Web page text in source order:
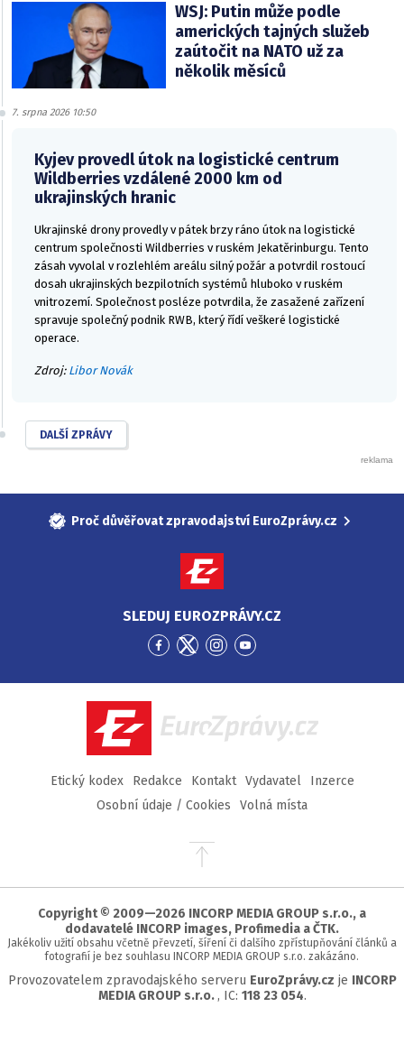
WSJ: Putin může podle
amerických tajných služeb
zaútočit na NATO už za
několik měsíců
7. srpna 2026 10:50
Kyjev provedl útok na logistické centrum
Wildberries vzdálené 2000 km od
ukrajinských hranic
Ukrajinské drony provedly v pátek brzy ráno útok na logistické
centrum společnosti Wildberries v ruském Jekatěrinburgu. Tento
zásah vyvolal v rozlehlém areálu silný požár a potvrdil rostoucí
dosah ukrajinských bezpilotních systémů hluboko v ruském
vnitrozemí. Společnost posléze potvrdila, že zasažené zařízení
spravuje společný podnik RWB, který řídí veškeré logistické
operace.
Zdroj: Libor Novák
DALŠÍ ZPRÁVY
Proč důvěřovat zpravodajství EuroZprávy.cz
SLEDUJ EUROZPRÁVY.CZ
Přejít
Facebook
Přejít
Twitter
Přejít
Instagram
Přejít
YouTube
EuroZprávy.cz
Etický kodex Redakce Kontakt Vydavatel
Inzerce
Osobní údaje / Cookies
Volná místa
Přejít
stránky
Copyright © 2009—2026 INCORP MEDIA GROUP s.r.o., a
dodavatelé INCORP images, Profimedia a ČTK.
Jakékoliv užití obsahu včetně převzetí, šíření či dalšího zpřístupňování článků a
fotografií je bez souhlasu INCORP MEDIA GROUP s.r.o. zakázáno.
Provozovatelem zpravodajského serveru EuroZprávy.cz je INCORP
MEDIA GROUP s.r.o. , IC: 118 23 054.